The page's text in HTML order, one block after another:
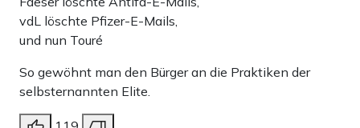
vdL löschte Pfizer-E-Mails,
und nun Touré
So gewöhnt man den Bürger an die Praktiken der
selbsternannten Elite.